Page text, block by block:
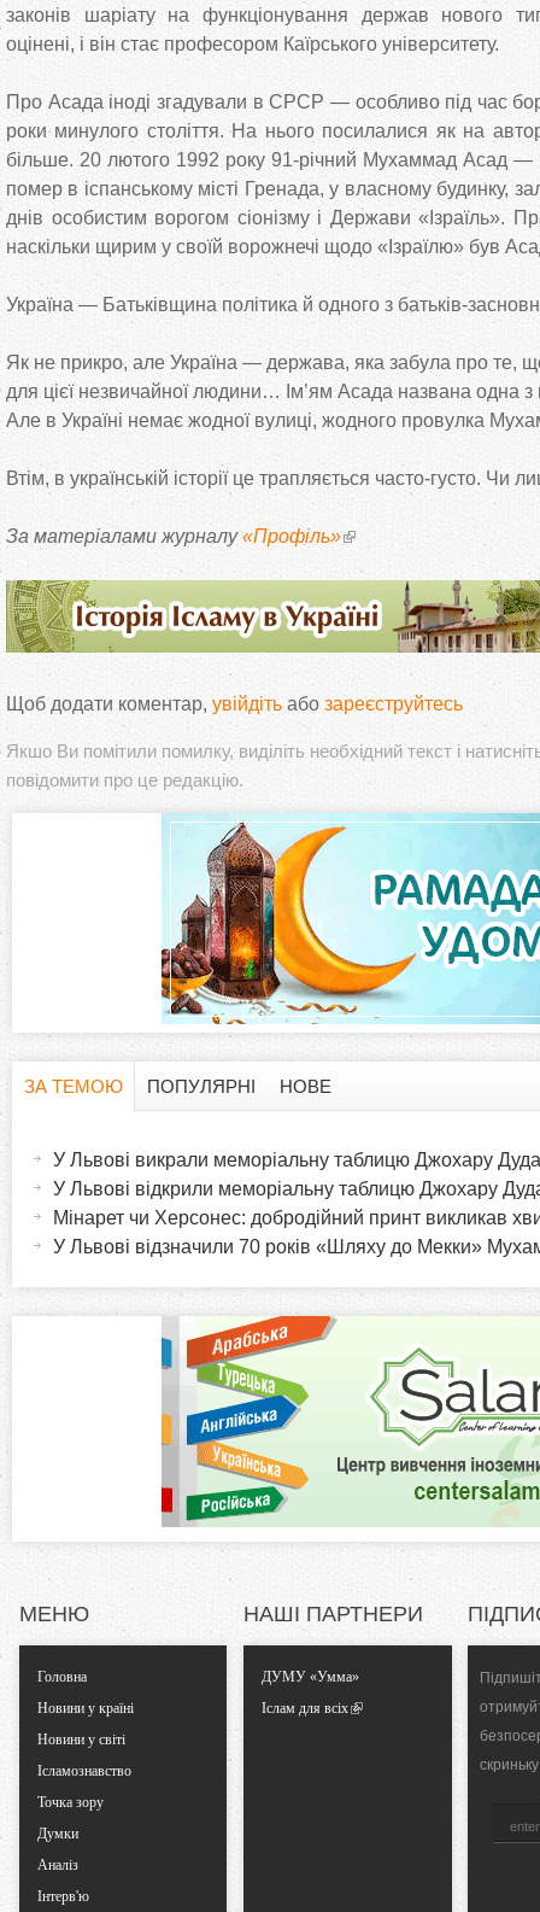
законів шаріату на функціонування держав нового
оцінені, і він стає професором Каїрського університету.
Про Асада іноді згадували в СРСР — особливо під час
роки минулого століття. На нього посилалися як на
більше. 20 лютого 1992 року 91-річний Мухаммад Асад
помер в іспанському місті Гренада, у власному будинку,
днів особистим ворогом сіонізму і Держави «Ізраїль».
наскільки щирим у своїй ворожнечі щодо «Ізраїлю» був
Україна — Батьківщина політика й одного з батьків-
Як не прикро, але Україна — держава, яка забула про те,
для цієї незвичайної людини… Ім’ям Асада названа одна
Але в Україні немає жодної вулиці, жодного провулка
Втім, в українській історії це трапляється часто-густо. Чи
За матеріалами журналу«Профіль»
Щоб додати коментар, увійдіть або зареєструйтесь
Якшо Ви помітили помилку, виділіть необхідний текст і
повідомити про це редакцію.
i
l
ЗА ТЕМОЮ
н
а
ПОПУЛЯРНІ НОВЕ
У Львові викрали меморіальну таблицю Джохару
У Львові відкрили меморіальну таблицю Джохару
Мінарет чи Херсонес: добродійний принт викликав
У Львові відзначили 70 років «Шляху до Мекки»
МЕНЮ
Головна
Новини у країні
Новини у світі
Ісламознавство
Точка зору
Думки
Аналіз
Інтерв'ю
НАШІ ПАРТНЕРИ
ДУМУ «Умма»
Іслам для всіх